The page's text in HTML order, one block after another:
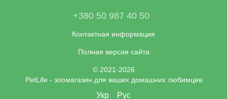
+380 50 987 40 50
Контактная информация
Полная версия сайта
© 2021-2026
PetLife - зоомагазин для ваших домашних любимцев
Укр Рус